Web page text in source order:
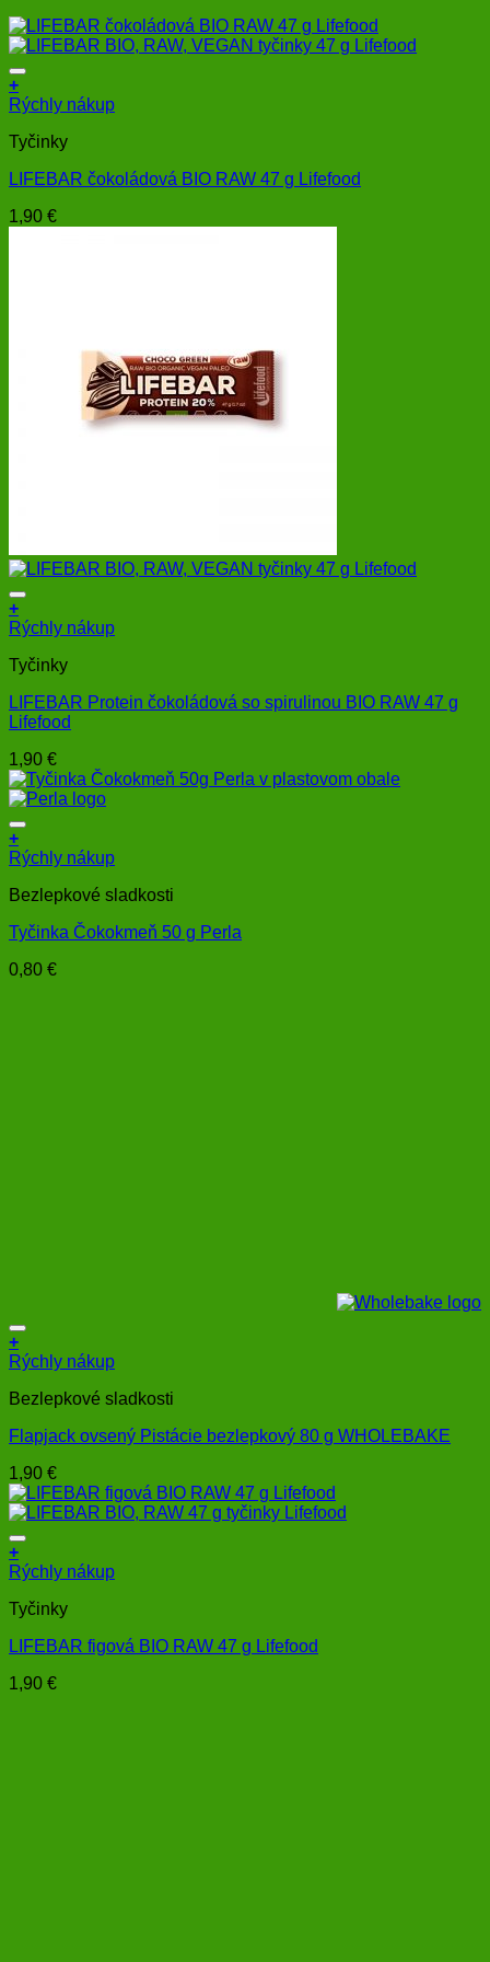
+
Rýchly nákup
Tyčinky
LIFEBAR čokoládová BIO RAW 47 g Lifefood
1,90 €
+
Rýchly nákup
Tyčinky
LIFEBAR Protein čokoládová so spirulinou BIO RAW 47 g
Lifefood
1,90 €
+
Rýchly nákup
Bezlepkové sladkosti
Tyčinka Čokokmeň 50 g Perla
0,80 €
+
Rýchly nákup
Bezlepkové sladkosti
Flapjack ovsený Pistácie bezlepkový 80 g WHOLEBAKE
1,90 €
+
Rýchly nákup
Tyčinky
LIFEBAR figová BIO RAW 47 g Lifefood
1,90 €